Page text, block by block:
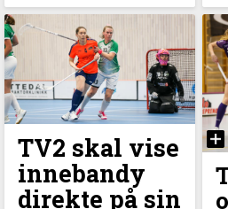
TV2 skal vise
innebandy
direkte på sin